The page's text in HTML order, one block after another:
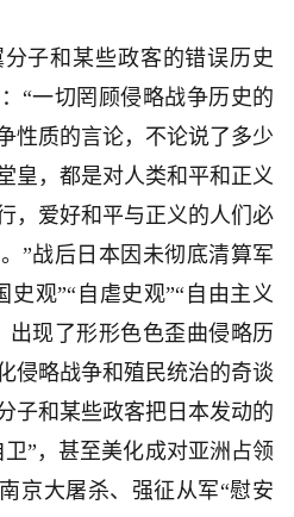
和某些政客的错误历史
“一切罔顾侵略战争历史的
性质的言论，不论说了多少
皇，都是对人类和平和正义
，爱好和平与正义的人们必
”战后日本因未彻底清算军
史观”“自虐史观”“自由主义
出现了形形色色歪曲侵略历
侵略战争和殖民统治的奇谈
子和某些政客把日本发动的
”，甚至美化成对亚洲占领
京大屠杀、强征从军“慰安